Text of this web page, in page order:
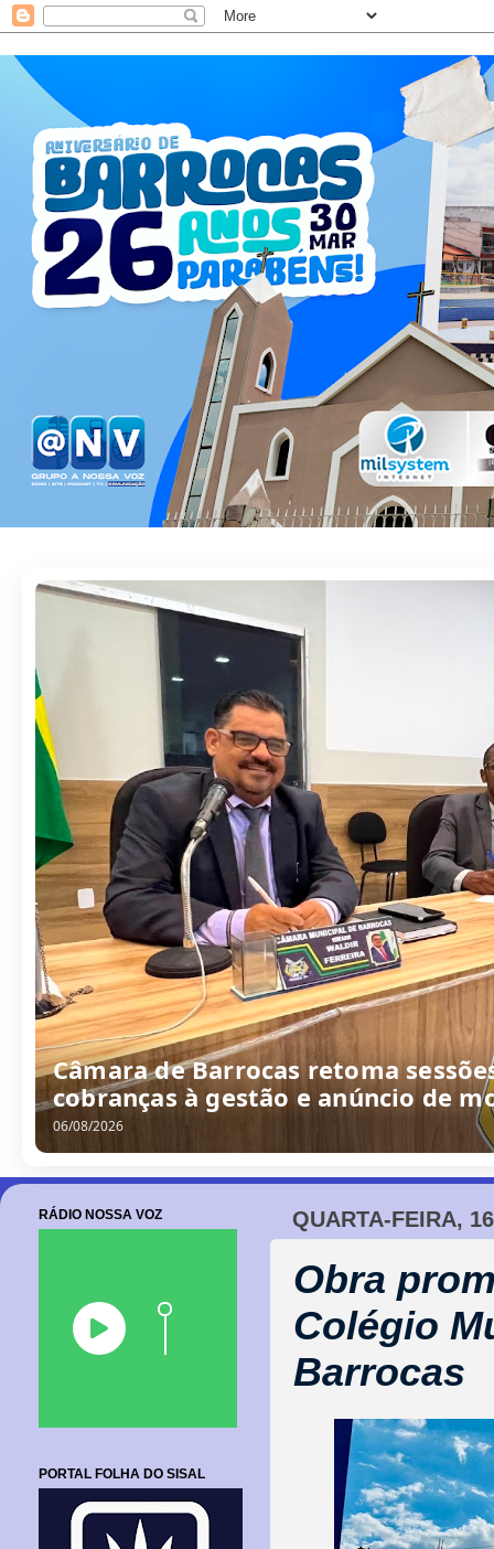
Câmara de Barrocas retoma
cobranças à gestão e anúncio de
06/08/2026
QUARTA-FEIRA,
Obra
Colégio
Barrocas
RÁDIO NOSSA VOZ
PORTAL FOLHA DO SISAL